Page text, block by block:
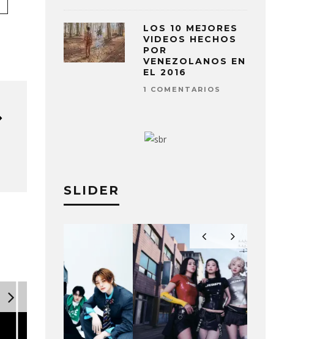
LOS 10 MEJORES
VIDEOS HECHOS
POR
VENEZOLANOS EN
EL 2016
1 COMENTARIOS
SLIDER